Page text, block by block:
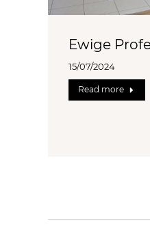
Ewige
15/07/2024
Read more